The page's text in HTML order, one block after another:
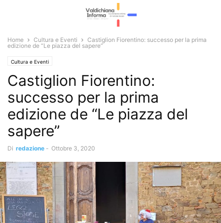
Home Cultura e Eventi
Castiglion Fiorentino: successo per la prima
edizione de “Le piazza del sapere”
Cultura e Eventi
Castiglion Fiorentino:
successo per la prima
edizione de “Le piazza del
sapere”
Di redazione - Ottobre 3, 2020